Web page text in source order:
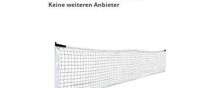
Keine weiteren Anbieter